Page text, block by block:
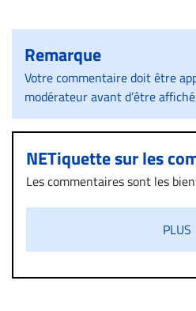
Remarque
Votre commentaire doit être
modérateur avant d’être
NETiquette sur les
Les commentaires sont les
diffamatoire. Si malgré cette
un commentaire publié sur le
immédiatement contact par
PLUS